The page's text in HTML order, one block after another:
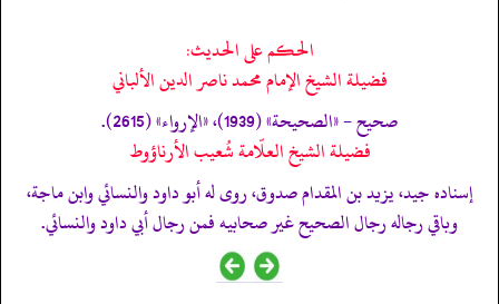
الحكم على الحديث:
فضيلة الشيخ الإمام محمد ناصر الدين الألباني
صحيح - «الصحيحة» (1939)، «الإرواء» (2615).
فضيلة الشيخ العلّامة شُعيب الأرناؤوط
إسناده جيد، يزيد بن المقدام صدوق، روى له أبو داود والنسائي وابن ماجة،
وباقي رجاله رجال الصحيح غير صحابيه فمن رجال أبي داود والنسائي.